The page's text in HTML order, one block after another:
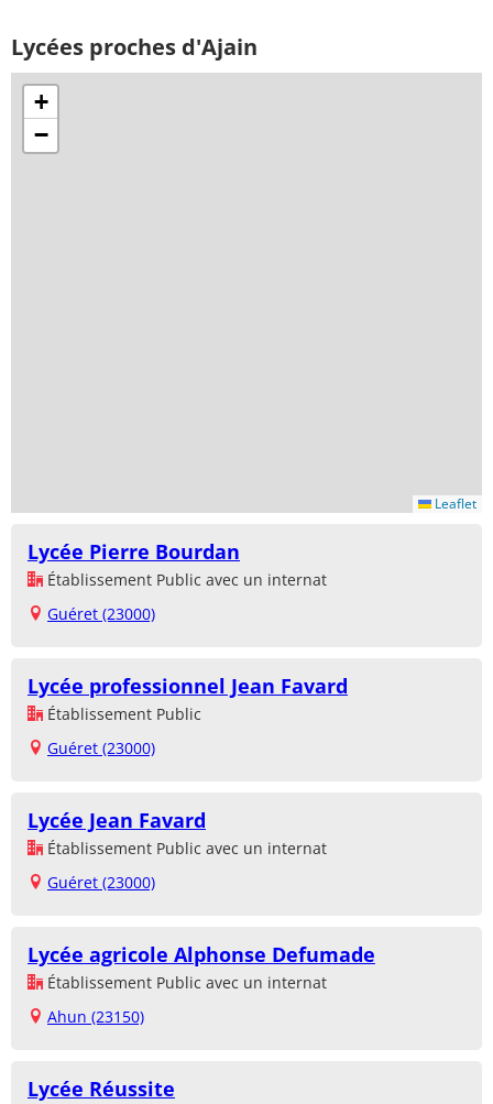
Lycées proches d'Ajain
+
−
Leaflet
Lycée Pierre Bourdan
Établissement Public avec un internat
Guéret (23000)
Lycée professionnel Jean Favard
Établissement Public
Guéret (23000)
Lycée Jean Favard
Établissement Public avec un internat
Guéret (23000)
Lycée agricole Alphonse Defumade
Établissement Public avec un internat
Ahun (23150)
Lycée Réussite